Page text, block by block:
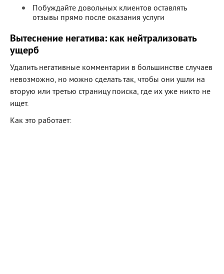
Побуждайте довольных клиентов оставлять
отзывы прямо после оказания услуги
Вытеснение негатива: как нейтрализовать
ущерб
Удалить негативные комментарии в большинстве случаев
невозможно, но можно сделать так, чтобы они ушли на
вторую или третью страницу поиска, где их уже никто не
ищет.
Как это работает: